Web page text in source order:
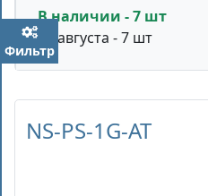
В наличии - 7 шт
14 августа - 7 шт
NS-PS-1G-AT
Фильтр